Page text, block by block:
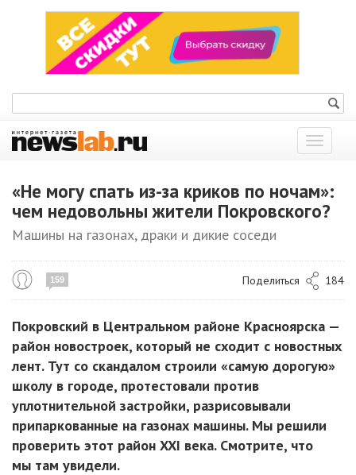
Показать
меню
«Не могу спать из-за криков по ночам»:
чем недовольны жители Покровского?
Машины на газонах, драки и дикие соседи
159 Поделиться 184
Покровский в Центральном районе Красноярска —
район новостроек, который не сходит с новостных
лент. Тут со скандалом строили «самую дорогую»
школу в городе, протестовали против
уплотнительной застройки, разрисовывали
припаркованные на газонах машины. Мы решили
проверить этот район XXI века. Смотрите, что
мы там увидели.